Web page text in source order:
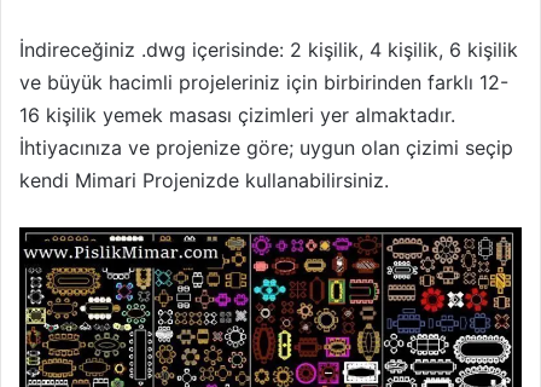
İndireceğiniz .dwg içerisinde: 2 kişilik, 4 kişilik, 6 kişilik
ve büyük hacimli projeleriniz için birbirinden farklı 12-
16 kişilik yemek masası çizimleri yer almaktadır.
İhtiyacınıza ve projenize göre; uygun olan çizimi seçip
kendi Mimari Projenizde kullanabilirsiniz.